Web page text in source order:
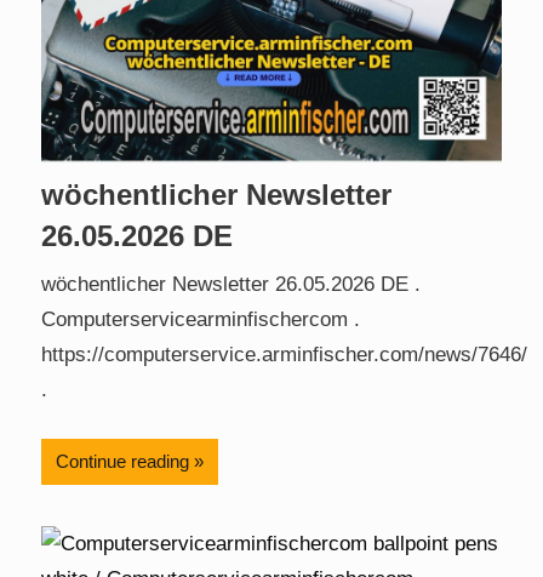
wöchentlicher Newsletter
26.05.2026 DE
wöchentlicher Newsletter 26.05.2026 DE .
Computerservicearminfischercom .
https://computerservice.arminfischer.com/news/7646/
.
Continue reading